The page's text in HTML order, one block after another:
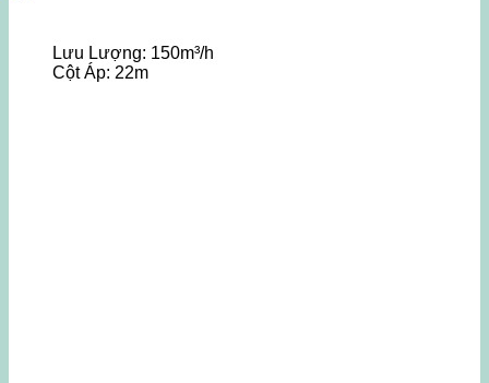
Lưu Lượng: 150m³/h
Cột Áp: 22m